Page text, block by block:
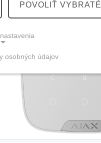
POVOLIŤ VYBRATÉ
správne fungovanie
nebolo možné
osobných údajov